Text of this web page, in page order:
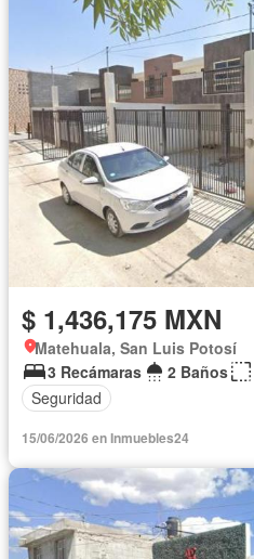
$ 1,436,175 MXN
Matehuala, San Luis Potosí
3 Recámaras
2 Baños
Seguridad
15/06/2026 en Inmuebles24